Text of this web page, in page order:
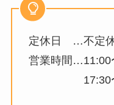
定休日 …不定
営業時間…11:00
17:30〜